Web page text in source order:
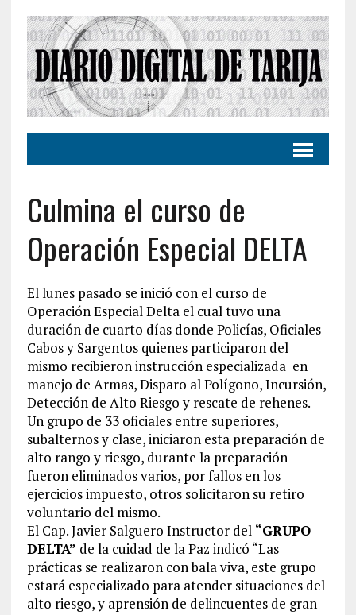
Culmina el curso de
Operación Especial DELTA
El lunes pasado se inició con el curso de
Operación Especial Delta el cual tuvo una
duración de cuarto días donde Policías, Oficiales
Cabos y Sargentos quienes participaron del
mismo recibieron instrucción especializada en
manejo de Armas, Disparo al Polígono, Incursión,
Detección de Alto Riesgo y rescate de rehenes.
Un grupo de 33 oficiales entre superiores,
subalternos y clase, iniciaron esta preparación de
alto rango y riesgo, durante la preparación
fueron eliminados varios, por fallos en los
ejercicios impuesto, otros solicitaron su retiro
voluntario del mismo.
El Cap. Javier Salguero Instructor del “GRUPO
DELTA” de la cuidad de la Paz indicó “Las
prácticas se realizaron con bala viva, este grupo
estará especializado para atender situaciones del
alto riesgo, y aprensión de delincuentes de gran